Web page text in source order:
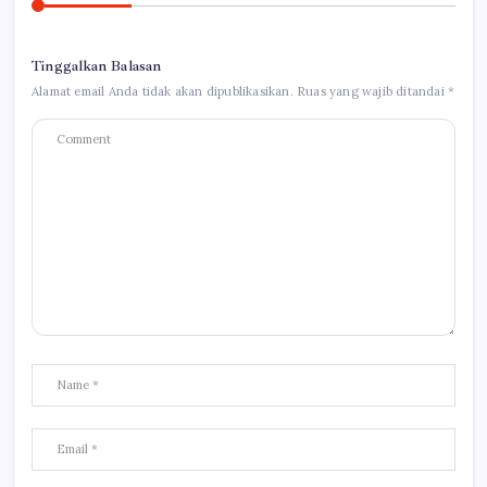
Tinggalkan Balasan
Alamat email Anda tidak akan dipublikasikan. Ruas yang wajib ditandai*